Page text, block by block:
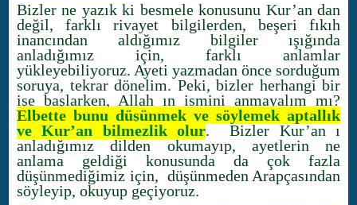
Bizler ne yazık ki besmele konusunu Kur’an dan
değil, farklı rivayet bilgilerden, beşeri fıkıh
inancından aldığımız bilgiler ışığında
anladığımız için, farklı anlamlar
yükleyebiliyoruz. Ayeti yazmadan önce sorduğum
soruya, tekrar dönelim. Peki, bizler herhangi bir
işe başlarken, Allah ın ismini anmayalım mı?
Elbette bunu düşünmek ve söylemek aptallık
ve Kur’an bilmezlik olur. Bizler Kur’an ı
anladığımız dilden okumayıp, ayetlerin ne
anlama geldiği konusunda da çok fazla
düşünmediğimiz için, düşünmeden Arapçasından
söyleyip, okuyup geçiyoruz.